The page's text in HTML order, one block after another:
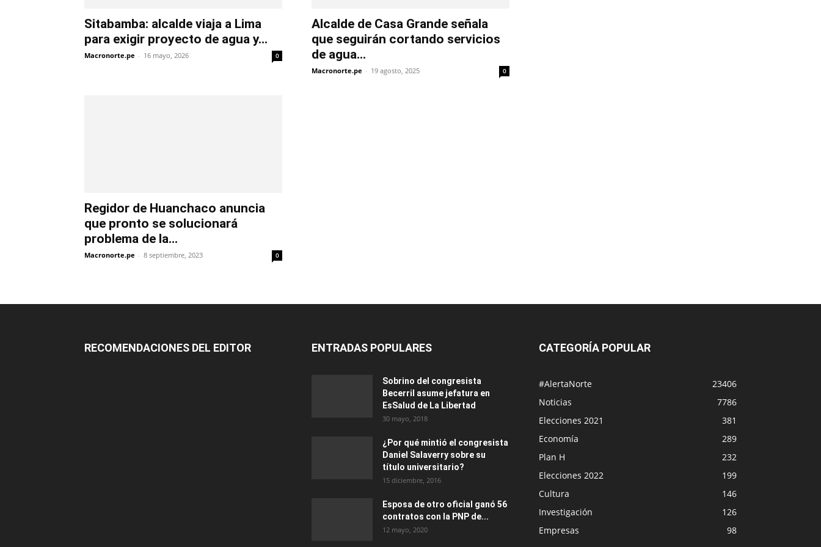
Sitabamba: alcalde viaja a Lima
para exigir proyecto de agua y...
Macronorte.pe - 16 mayo, 2026 0
Alcalde de Casa Grande señala
que seguirán cortando servicios
de agua...
Macronorte.pe - 19 agosto, 2025 0
Regidor de Huanchaco anuncia
que pronto se solucionará
problema de la...
Macronorte.pe - 8 septiembre, 2023 0
RECOMENDACIONES DEL EDITOR ENTRADAS POPULARES
Sobrino del congresista
Becerril asume jefatura en
EsSalud de La Libertad
30 mayo, 2018
¿Por qué mintió el congresista
Daniel Salaverry sobre su
título universitario?
15 diciembre, 2016
Esposa de otro oficial ganó 56
contratos con la PNP de...
12 mayo, 2020
CATEGORÍA POPULAR
#AlertaNorte
23406
Noticias
7786
Elecciones 2021
381
Economía
289
Plan H
232
Elecciones 2022
199
Cultura
146
Investigación
126
Empresas
98